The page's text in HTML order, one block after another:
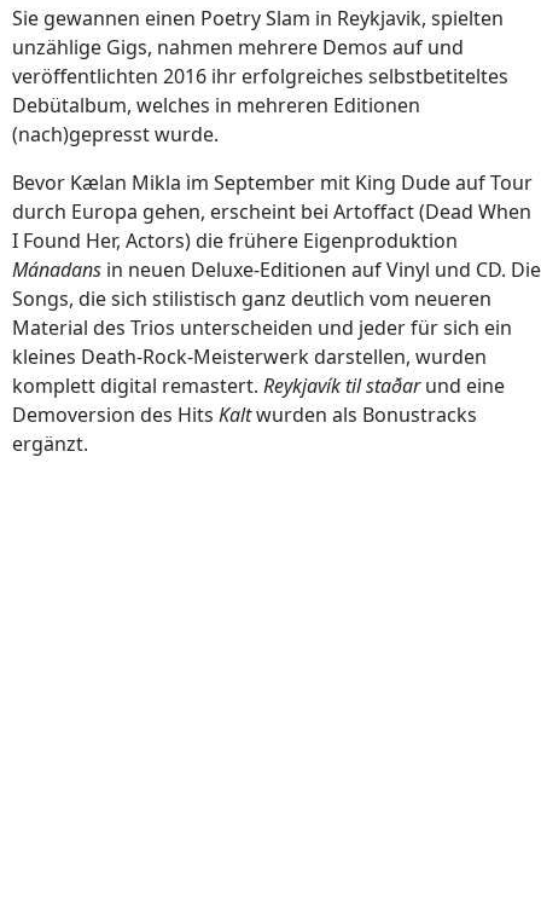
Sie gewannen einen Poetry Slam in Reykjavik, spielten
unzählige Gigs, nahmen mehrere Demos auf und
veröffentlichten 2016 ihr erfolgreiches selbstbetiteltes
Debütalbum, welches in mehreren Editionen
(nach)gepresst wurde.
Bevor Kælan Mikla im September mit King Dude auf Tour
durch Europa gehen, erscheint bei Artoffact (Dead When
I Found Her, Actors) die frühere Eigenproduktion
Mánadans in neuen Deluxe-Editionen auf Vinyl und CD. Die
Songs, die sich stilistisch ganz deutlich vom neueren
Material des Trios unterscheiden und jeder für sich ein
kleines Death-Rock-Meisterwerk darstellen, wurden
komplett digital remastert. Reykjavík til staðarund eine
Demoversion des Hits Kaltwurden als Bonustracks
ergänzt.